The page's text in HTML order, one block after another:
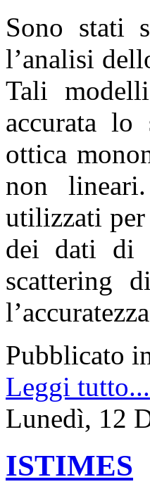
Sono stati
l’analisi
Tali
accurata
ottica
non
utilizzati per
dei dati di
scattering
Pubblicato
Leggi tutto...
Lunedì, 12
ISTIMES